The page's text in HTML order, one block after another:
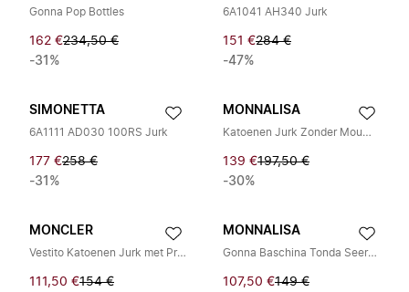
Gonna Pop Bottles
162 €234,50 €
-31%
6A1041 AH340 Jurk
151 €284 €
-47%
SIMONETTA
6A1111 AD030 100RS Jurk
177 €258 €
-31%
MONNALISA
Katoenen Jurk Zonder Mouwen
139 €197,50 €
-30%
MONCLER
Vestito Katoenen Jurk met Print
111,50 €154 €
MONNALISA
Gonna Baschina Tonda Seersucker Cruise
107,50 €149 €